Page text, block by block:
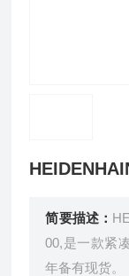
简要描述：
00,是一款紧
年备有现货。